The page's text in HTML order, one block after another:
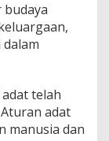
telah
adat
manusia dan